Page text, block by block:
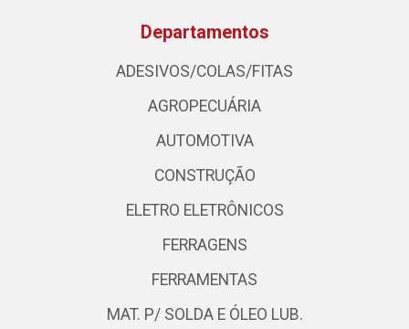
Departamentos
ADESIVOS/COLAS/FITAS
AGROPECUÁRIA
AUTOMOTIVA
CONSTRUÇÃO
ELETRO ELETRÔNICOS
FERRAGENS
FERRAMENTAS
MAT. P/ SOLDA E ÓLEO LUB.